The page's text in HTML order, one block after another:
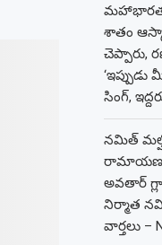
శాతం
చెప్పారు,
సింగ్,
నమిత్
రామాయణం
అవతార్
నిర్మాత
వార్తలు –